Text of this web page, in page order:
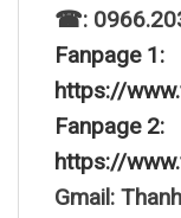
☎:
Fanpage 1:
https://
Fanpage 2:
https://
Gmail: